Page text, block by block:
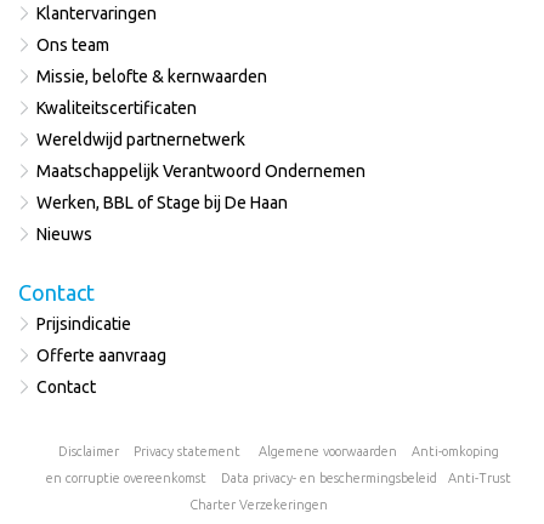
Klantervaringen
Ons team
Missie, belofte & kernwaarden
Kwaliteitscertificaten
Wereldwijd partnernetwerk
Maatschappelijk Verantwoord Ondernemen
Werken, BBL of Stage bij De Haan
Nieuws
Contact
Prijsindicatie
Offerte aanvraag
Contact
Disclaimer Privacy statement Algemene voorwaarden
Anti-omkoping
en corruptie overeenkomst
Data privacy- en beschermingsbeleid
Anti-Trust
Charter Verzekeringen